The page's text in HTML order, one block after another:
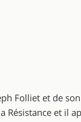
Folliet et de
Résistance et il